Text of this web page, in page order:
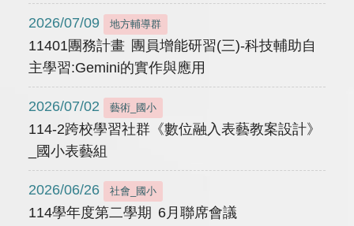
2026/07/09 地方輔導群
11401團務計畫 團員增能研習(三)-科技輔助自
主學習:Gemini的實作與應用
2026/07/02 藝術_國小
114-2跨校學習社群《數位融入表藝教案設計》
_國小表藝組
2026/06/26 社會_國小
114學年度第二學期 6月聯席會議